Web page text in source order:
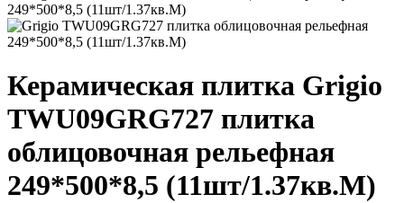
Керамическая плитка Grigio
TWU09GRG727 плитка
облицовочная рельефная
249*500*8,5 (11шт/1.37кв.М)